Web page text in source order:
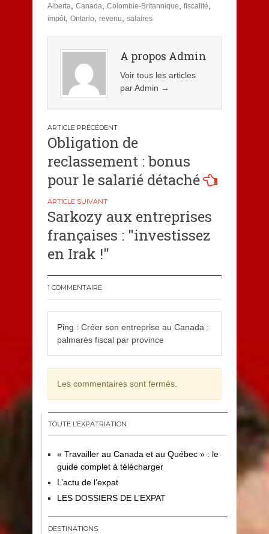
Alberta, Canada, Colombie-Britannique, fiscalité,
impôt, Ontario, revenu, salaires
A propos Admin
Voir tous les articles
par Admin →
Navigation
de
l’article
Obligation de
reclassement : bonus
pour le salarié détaché
Sarkozy aux entreprises
françaises : "investissez
en Irak !"
1 COMMENTAIRE
Ping : Créer son entreprise au Canada :
palmarès fiscal par province
Les commentaires sont fermés.
TOUTE L’EXPATRIATION
« Travailler au Canada et au Québec » : le
guide complet à télécharger
L’actu de l’expat
LES DOSSIERS DE L’EXPAT
DESTINATIONS